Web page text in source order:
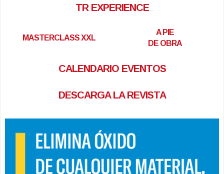
TR EXPERIENCE
MASTERCLASS XXL
A PIE
DE OBRA
CALENDARIO EVENTOS
DESCARGA LA REVISTA